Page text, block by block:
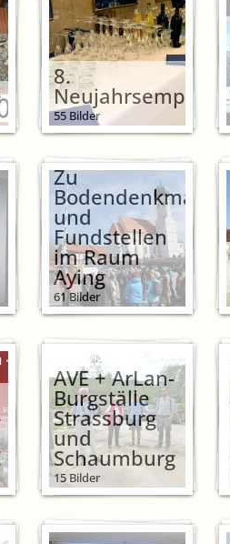
8.
Neujahrsempfang
55 Bilder
Zu
Bodendenkmälern
und
Fundstellen
im Raum
Aying
61 Bilder
AVE + ArLan-
Burgställe
Strassburg
und
Schaumburg
15 Bilder